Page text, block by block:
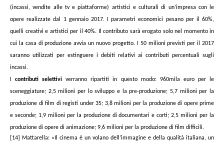
(incassi, vendite alle tv e piattaforme) artistici e culturali di un’impresa con le
opere realizzate dal 1 gennaio 2017. I parametri economici pesano per il 60%,
quelli creativi e artistici per il 40%. Il contributo sarà erogato solo nel momento in
cui la casa di produzione avvia un nuovo progetto. I 50 milioni previsti per il 2017
saranno utilizzati per estinguere i debiti relativi ai contributi percentuali sugli
incassi.
Icontributi selettivi verranno ripartiti in questo modo: 960mila euro per le
sceneggiature; 2,5 milioni per lo sviluppo e la pre-produzione; 5,7 milioni per la
produzione di film di registi under 35; 3,8 milioni per la produzione di opere prime
e seconde; 1,9 milioni per la produzione di documentari e corti; 2,5 milioni per la
produzione di opere di animazione; 9,6 milioni per la produzione di film difficili.
[14]
Mattarella: «Il cinema è un volano dell’immagine e della qualità italiana, un